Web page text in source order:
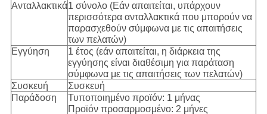
Ανταλλακτικά1 σύνολο (Εάν απαιτείται, υπάρχουν
περισσότερα ανταλλακτικά που μπορούν να
παρασχεθούν σύμφωνα με τις απαιτήσεις
των πελατών)
Εγγύηση
1 έτος (εάν απαιτείται, η διάρκεια της
εγγύησης είναι διαθέσιμη για παράταση
σύμφωνα με τις απαιτήσεις των πελατών)
Συσκευή
Συσκευή
Παράδοση
Τυποποιημένο προϊόν: 1 μήνας
Προϊόν προσαρμοσμένο: 2 μήνες